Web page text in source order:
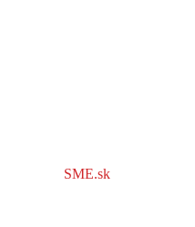
SME.sk